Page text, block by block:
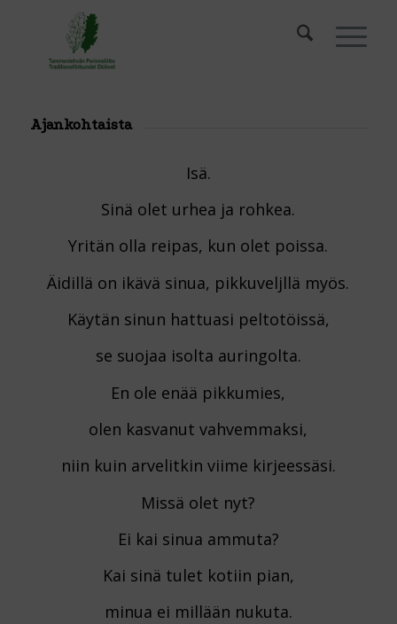
Ajankohtaista
Isä.
Sinä olet urhea ja rohkea.
Yritän olla reipas, kun olet poissa.
Äidillä on ikävä sinua, pikkuveljllä myös.
Käytän sinun hattuasi peltotöissä,
se suojaa isolta auringolta.
En ole enää pikkumies,
olen kasvanut vahvemmaksi,
niin kuin arvelitkin viime kirjeessäsi.
Missä olet nyt?
Ei kai sinua ammuta?
Kai sinä tulet kotiin pian,
minua ei millään nukuta.